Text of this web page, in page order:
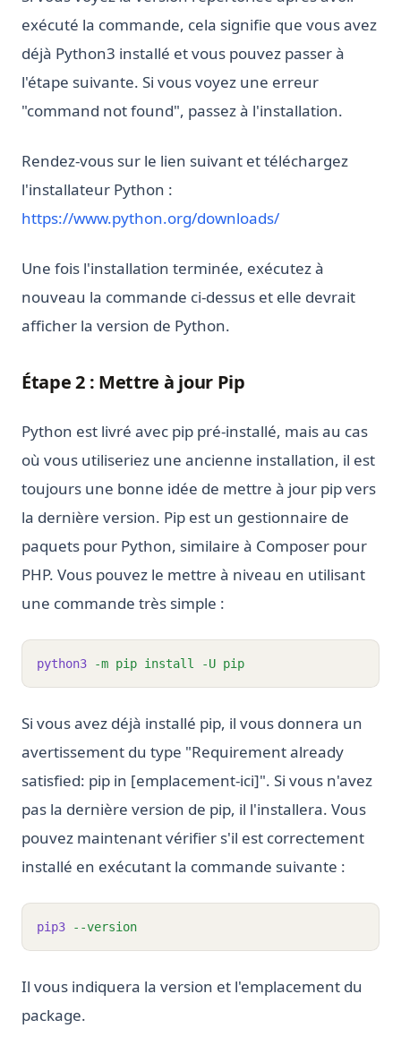
exécuté la commande, cela signifie que vous avez
déjà Python3 installé et vous pouvez passer à
l'étape suivante. Si vous voyez une erreur
"command not found", passez à l'installation.
Rendez-vous sur le lien suivant et téléchargez
l'installateur Python :
https://www.python.org/downloads/(opens in a new
Une fois l'installation terminée, exécutez à
nouveau la commande ci-dessus et elle devrait
afficher la version de Python.
Étape 2 : Mettre à jour Pip
Python est livré avec pip pré-installé, mais au cas
où vous utiliseriez une ancienne installation, il est
toujours une bonne idée de mettre à jour pip vers
la dernière version. Pip est un gestionnaire de
paquets pour Python, similaire à Composer pour
PHP. Vous pouvez le mettre à niveau en utilisant
une commande très simple :
python3 -m pip install -U pip
Si vous avez déjà installé pip, il vous donnera un
avertissement du type "Requirement already
satisfied: pip in [emplacement-ici]". Si vous n'avez
pas la dernière version de pip, il l'installera. Vous
pouvez maintenant vérifier s'il est correctement
installé en exécutant la commande suivante :
pip3 --version
Il vous indiquera la version et l'emplacement du
package.